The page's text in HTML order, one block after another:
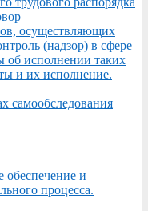
осуществляющих
(надзор) в сфере
об исполнении таких
и их исполнение.
самообследования
обеспечение и
процесса.